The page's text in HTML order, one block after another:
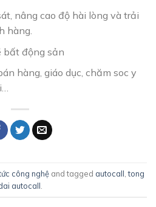
nâng cao độ hài lòng và trải
hàng.
bất động sản
hàng, giáo dục, chăm soc y
công nghệand tagged autocall ,tong
autocall